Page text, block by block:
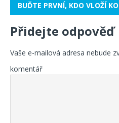
BUĎTE PRVNÍ, KDO VLOŽÍ
Přidejte odpověď
Vaše e-mailová adresa nebude
komentář